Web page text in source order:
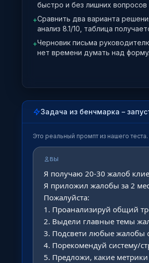
быстро и без лишних вопросов
+Сравнить два варианта
анализ 8.1/10, таблица
+Черновик письма
нет времени думать над
Задача из бенчмарка –
Это реальный промпт из нашего
ВЫ
Я получаю 20-30 жалоб
Я приложил жалобы за 2
Пожалуйста:
1. Проанализируй общий
2. Выдели главные темы
3. Подсвети любые жалобы
4. Порекомендуй систему/
5. Предложи, какие